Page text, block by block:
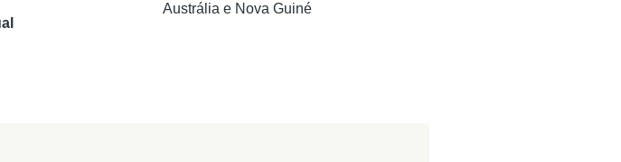
Austrália e Nova Guiné